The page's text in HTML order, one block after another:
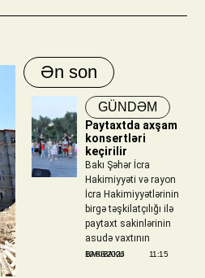
Ən son
GÜNDƏM
Paytaxtda axşam
konsertləri
keçirilir
Bakı Şəhər İcra
Hakimiyyəti və rayon
İcra Hakimiyyətlərinin
birgə təşkilatçılığı ilə
paytaxt sakinlərinin
asudə vaxtının
BAKIBAKU
10/08/2026 11:15